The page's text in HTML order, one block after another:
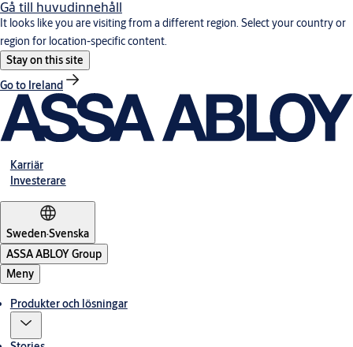
Gå till huvudinnehåll
It looks like you are visiting from a different region. Select your country or
region for location-specific content.
Stay on this site
Go to Ireland
Karriär
Investerare
Sweden·Svenska
ASSA ABLOY Group
Meny
Produkter och lösningar